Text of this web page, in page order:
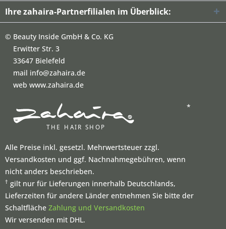
Ihre zahaira-Partnerfilialen im Überblick:
© Beauty Inside GmbH & Co. KG
Erwitter Str. 3
33647 Bielefeld
mail info@zahaira.de
web www.zahaira.de
*
Alle Preise inkl. gesetzl. Mehrwertsteuer zzgl.
Versandkosten und ggf. Nachnahmegebühren, wenn
nicht anders beschrieben.
† gilt nur für Lieferungen innerhalb Deutschlands,
Lieferzeiten für andere Länder entnehmen Sie bitte der
Schaltfläche Zahlung und Versandkosten
Wir versenden mit DHL.